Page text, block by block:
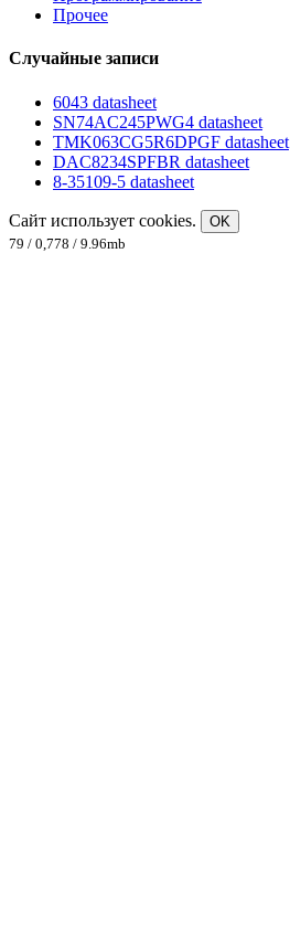
Прочее
Случайные записи
6043 datasheet
SN74AC245PWG4 datasheet
TMK063CG5R6DPGF datasheet
DAC8234SPFBR datasheet
8-35109-5 datasheet
Сайт использует cookies.
OK
79 / 0,778 / 9.96mb